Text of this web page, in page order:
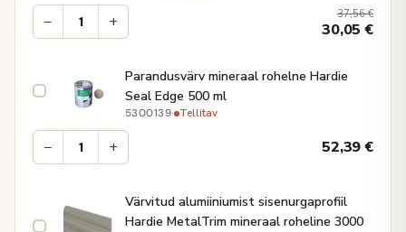
− + 37,56€
30,05€
Parandusvärv mineraal rohelne Hardie
Seal Edge 500 ml
5300139· Tellitav
− + 52,39€
Värvitud alumiiniumist sisenurgaprofiil
Hardie MetalTrim mineraal roheline 3000